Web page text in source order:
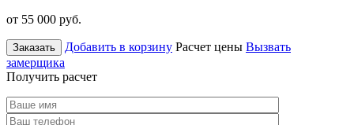
от 55 000 руб.
Заказать Добавить в корзину Расчет цены Вызвать
замерщика
Получить расчет